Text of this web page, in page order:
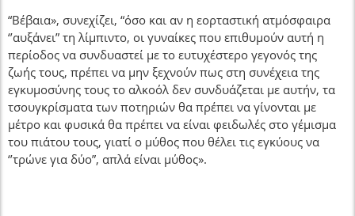
“Βέβαια», συνεχίζει, “όσο και αν η εορταστική ατμόσφαιρα
‘’αυξάνει” τη λίμπιντο, οι γυναίκες που επιθυμούν αυτή η
περίοδος να συνδυαστεί με το ευτυχέστερο γεγονός της
ζωής τους, πρέπει να μην ξεχνούν πως στη συνέχεια της
εγκυμοσύνης τους το αλκοόλ δεν συνδυάζεται με αυτήν, τα
τσουγκρίσματα των ποτηριών θα πρέπει να γίνονται με
μέτρο και φυσικά θα πρέπει να είναι φειδωλές στο γέμισμα
του πιάτου τους, γιατί ο μύθος που θέλει τις εγκύους να
‘’τρώνε για δύο”, απλά είναι μύθος».